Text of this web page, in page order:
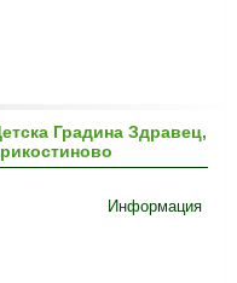
Градина Здравец,
Информация